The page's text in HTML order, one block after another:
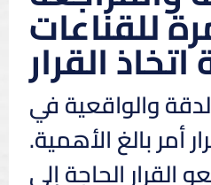
للقناعات
القرار
والواقعية في
أمر بالغ الأهمية.
القرار الحاجة إلى